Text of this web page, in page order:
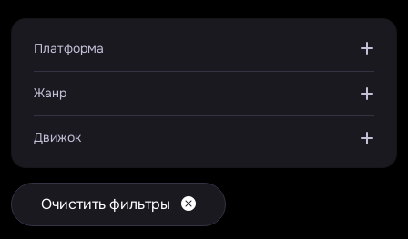
Платформа
Жанр
Движок
Очистить фильтры